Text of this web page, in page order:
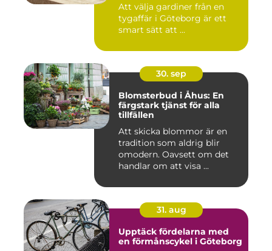
Att välja gardiner från en
tygaffär i Göteborg är ett
smart sätt att ...
30. sep
Blomsterbud i Åhus: En
färgstark tjänst för alla
tillfällen
Att skicka blommor är en
tradition som aldrig blir
omodern. Oavsett om det
handlar om att visa ...
31. aug
Upptäck fördelarna med
en förmånscykel i Göteborg